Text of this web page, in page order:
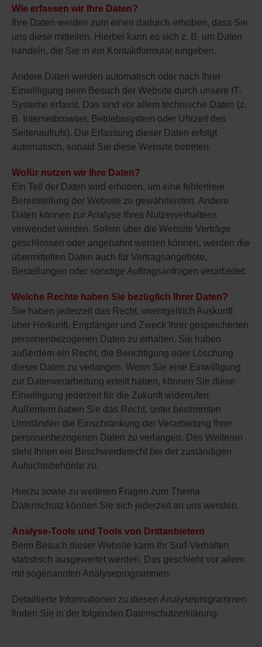
Wie erfassen wir Ihre Daten?
Ihre Daten werden zum einen dadurch erhoben, dass Sie
uns diese mitteilen. Hierbei kann es sich z. B. um Daten
handeln, die Sie in ein Kontaktformular eingeben.
Andere Daten werden automatisch oder nach Ihrer
Einwilligung beim Besuch der Website durch unsere IT-
Systeme erfasst. Das sind vor allem technische Daten (z.
B. Internetbrowser, Betriebssystem oder Uhrzeit des
Seitenaufrufs). Die Erfassung dieser Daten erfolgt
automatisch, sobald Sie diese Website betreten.
Wofür nutzen wir Ihre Daten?
Ein Teil der Daten wird erhoben, um eine fehlerfreie
Bereitstellung der Website zu gewährleisten. Andere
Daten können zur Analyse Ihres Nutzerverhaltens
verwendet werden. Sofern über die Website Verträge
geschlossen oder angebahnt werden können, werden die
übermittelten Daten auch für Vertragsangebote,
Bestellungen oder sonstige Auftragsanfragen verarbeitet.
Welche Rechte haben Sie bezüglich Ihrer Daten?
Sie haben jederzeit das Recht, unentgeltlich Auskunft
über Herkunft, Empfänger und Zweck Ihrer gespeicherten
personenbezogenen Daten zu erhalten. Sie haben
außerdem ein Recht, die Berichtigung oder Löschung
dieser Daten zu verlangen. Wenn Sie eine Einwilligung
zur Datenverarbeitung erteilt haben, können Sie diese
Einwilligung jederzeit für die Zukunft widerrufen.
Außerdem haben Sie das Recht, unter bestimmten
Umständen die Einschränkung der Verarbeitung Ihrer
personenbezogenen Daten zu verlangen. Des Weiteren
steht Ihnen ein Beschwerderecht bei der zuständigen
Aufsichtsbehörde zu.
Hierzu sowie zu weiteren Fragen zum Thema
Datenschutz können Sie sich jederzeit an uns wenden.
Analyse-Tools und Tools von Drittanbietern
Beim Besuch dieser Website kann Ihr Surf-Verhalten
statistisch ausgewertet werden. Das geschieht vor allem
mit sogenannten Analyseprogrammen.
Detaillierte Informationen zu diesen Analyseprogrammen
finden Sie in der folgenden Datenschutzerklärung.